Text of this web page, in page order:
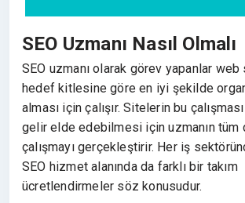
SEO Uzmanı Nasıl Olmalı
SEO uzmanı olarak görev yapanlar
hedef kitlesine göre en iyi şekilde
alması için çalışır. Sitelerin bu
gelir elde edebilmesi için uzmanın tüm
çalışmayı gerçekleştirir. Her iş
SEO hizmet alanında da farklı bir takım
ücretlendirmeler söz konusudur.